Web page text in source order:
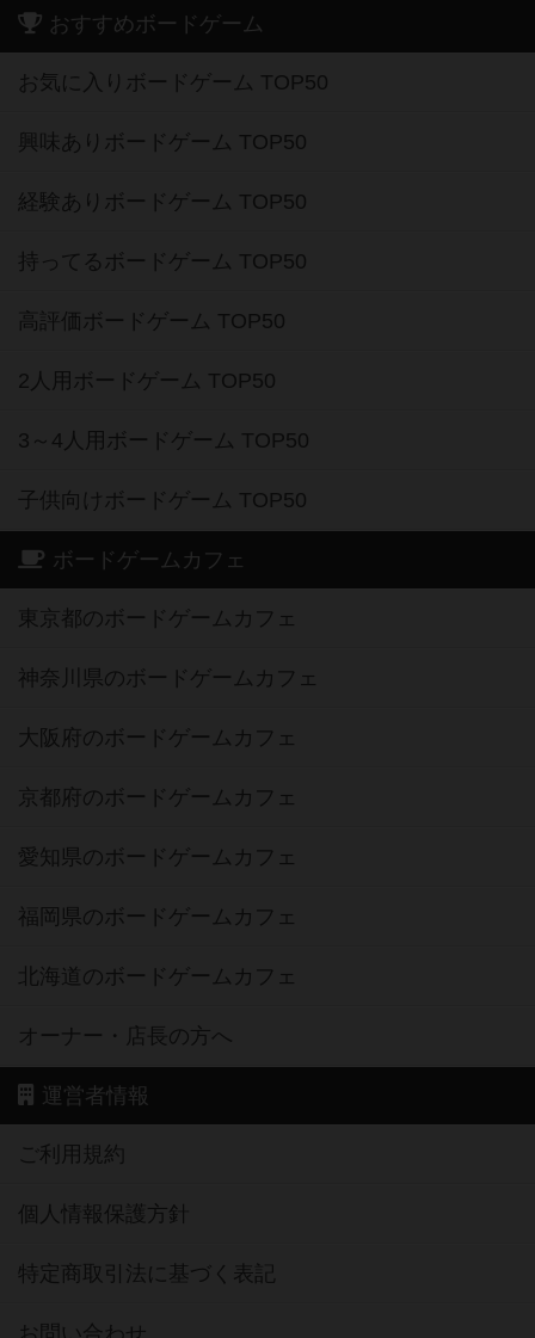
おすすめボードゲーム
お気に入りボードゲーム TOP50
興味ありボードゲーム TOP50
経験ありボードゲーム TOP50
持ってるボードゲーム TOP50
高評価ボードゲーム TOP50
2人用ボードゲーム TOP50
3～4人用ボードゲーム TOP50
子供向けボードゲーム TOP50
ボードゲームカフェ
東京都のボードゲームカフェ
神奈川県のボードゲームカフェ
大阪府のボードゲームカフェ
京都府のボードゲームカフェ
愛知県のボードゲームカフェ
福岡県のボードゲームカフェ
北海道のボードゲームカフェ
オーナー・店長の方へ
運営者情報
ご利用規約
個人情報保護方針
特定商取引法に基づく表記